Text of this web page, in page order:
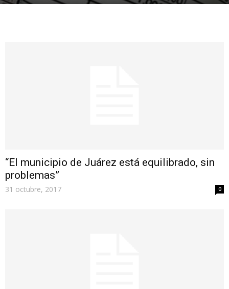
“El municipio de Juárez está equilibrado, sin
problemas”
31 octubre, 2017 0